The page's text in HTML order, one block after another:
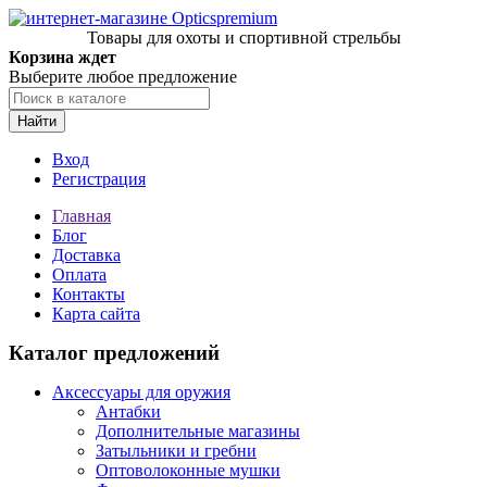
Товары для охоты и спортивной стрельбы
Корзина ждет
Выберите любое предложение
Найти
Вход
Регистрация
Главная
Блог
Доставка
Оплата
Контакты
Карта сайта
Каталог предложений
Аксессуары для оружия
Антабки
Дополнительные магазины
Затыльники и гребни
Оптоволоконные мушки